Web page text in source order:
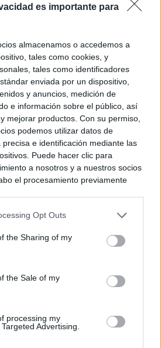
es importante para
almacenamos o accedemos a
tales como cookies, y
tales como identificadores
enviada por un dispositivo,
y anuncios, medición de
e información sobre el público, así
mejorar productos. Con su permiso,
podemos utilizar datos de
e identificación mediante las
Puede hacer clic para
a nosotros y a nuestros socios
el procesamiento previamente
Tenga en cuenta que algún
usted tiene el derecho de
Sus preferencias se aplicarán
de nuevo en este sitio web o
de privacidad.
Opt Outs
the Sharing of my
the Sale of my
processing my
Advertising.